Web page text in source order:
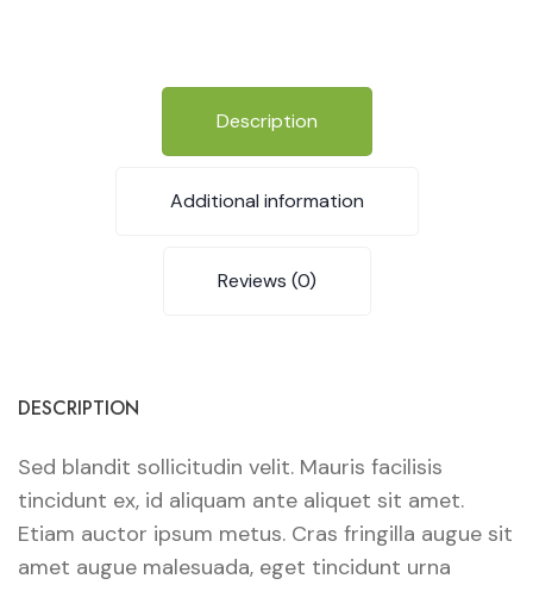
Description
Additional information
Reviews (0)
DESCRIPTION
Sed blandit sollicitudin velit. Mauris facilisis
tincidunt ex, id aliquam ante aliquet sit amet.
Etiam auctor ipsum metus. Cras fringilla augue sit
amet augue malesuada, eget tincidunt urna